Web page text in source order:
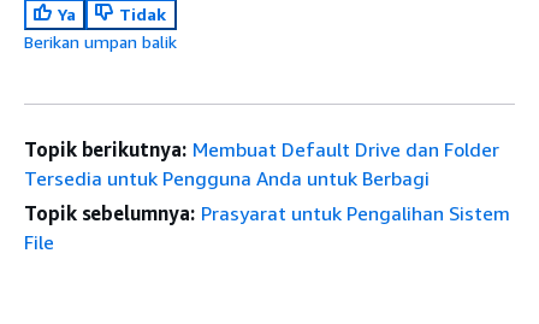
Ya
Tidak
Berikan umpan balik
Topik berikutnya: Membuat Default Drive dan Folder
Tersedia untuk Pengguna Anda untuk Berbagi
Topik sebelumnya: Prasyarat untuk Pengalihan Sistem
File